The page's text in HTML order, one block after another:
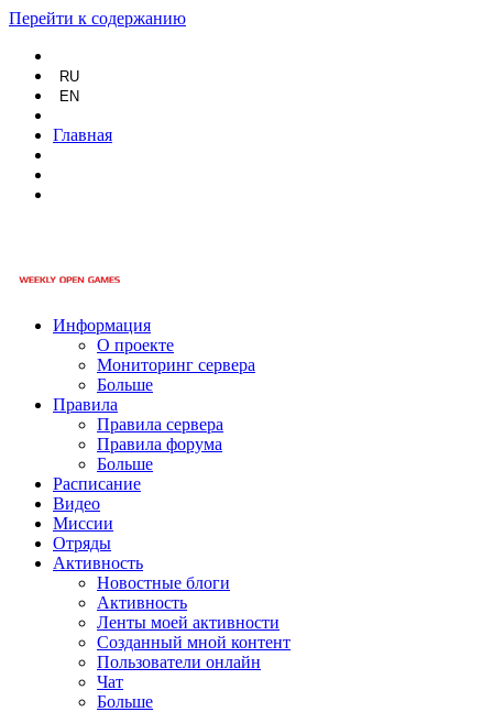
Перейти к содержанию
RU
EN
Главная
Информация
О проекте
Мониторинг сервера
Больше
Правила
Правила сервера
Правила форума
Больше
Расписание
Видео
Миссии
Отряды
Активность
Новостные блоги
Активность
Ленты моей активности
Созданный мной контент
Пользователи онлайн
Чат
Больше